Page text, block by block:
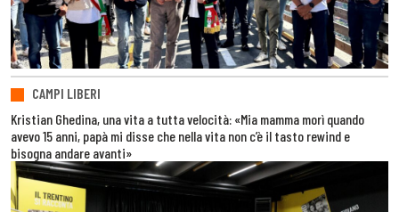
CAMPI LIBERI
Kristian Ghedina, una vita a tutta velocità: «Mia mamma morì quando
avevo 15 anni, papà mi disse che nella vita non c’è il tasto rewind e
bisogna andare avanti»